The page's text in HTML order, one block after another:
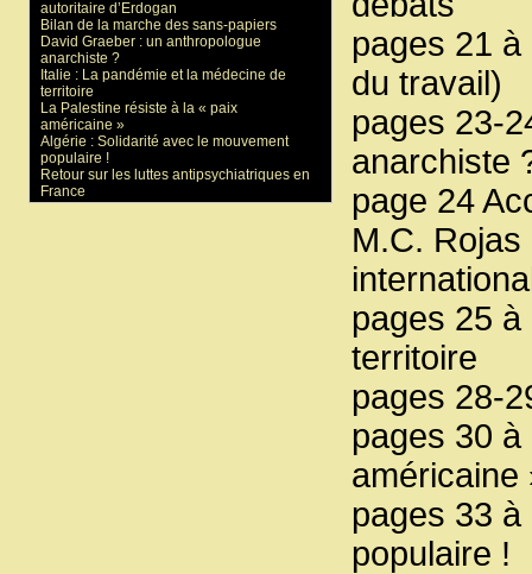
pages 21
du travail)
pages 23-
anarchiste
page 24
M.C.
pages 25
territoire
pages 28-
pages 30
américaine
pages 33
populaire !
autoritaire d’Erdogan
Bilan de la marche des sans-papiers
David Graeber : un anthropologue
anarchiste ?
Italie : La pandémie et la médecine de
territoire
La Palestine résiste à la « paix
américaine »
Algérie : Solidarité avec le mouvement
populaire !
Retour sur les luttes antipsychiatriques en
France